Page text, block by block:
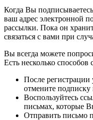
Когда Вы
ваш адрес электронной
рассылки. Пока он
связаться с вами при
Вы всегда можете
Есть несколько способов
После регистрации
отмените подписку
Воспользуйтесь
письмах, которые
Отправить письмо